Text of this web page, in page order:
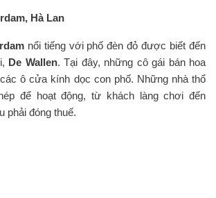
Hà Lan
nổi tiếng với phố đèn đỏ được biết đến
De Wallen. Tại đây, những cô gái bán hoa
ô cửa kính dọc con phố. Những nhà thổ
để hoạt động, từ khách làng chơi đến
phải đóng thuế.